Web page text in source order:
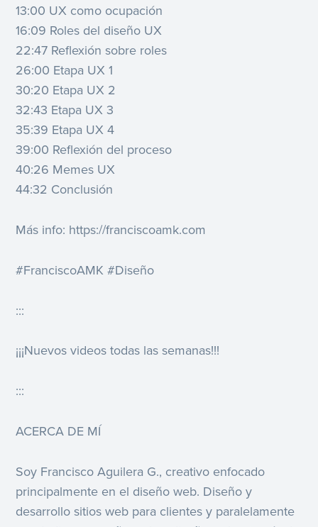
13:00 UX como ocupación
16:09 Roles del diseño UX
22:47 Reflexión sobre roles
26:00 Etapa UX 1
30:20 Etapa UX 2
32:43 Etapa UX 3
35:39 Etapa UX 4
39:00 Reflexión del proceso
40:26 Memes UX
44:32 Conclusión
Más info: https://franciscoamk.com
#FranciscoAMK #Diseño
:::
¡¡¡Nuevos videos todas las semanas!!!
:::
ACERCA DE MÍ
Soy Francisco Aguilera G., creativo enfocado
principalmente en el diseño web. Diseño y
desarrollo sitios web para clientes y paralelamente